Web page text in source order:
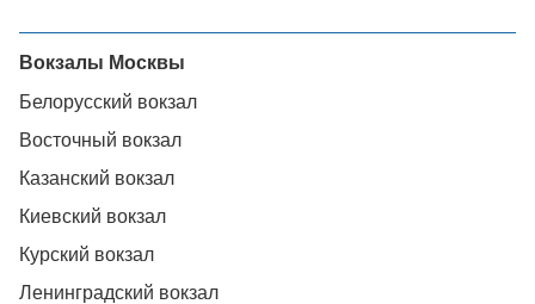
Вокзалы Москвы
Белорусский вокзал
Восточный вокзал
Казанский вокзал
Киевский вокзал
Курский вокзал
Ленинградский вокзал